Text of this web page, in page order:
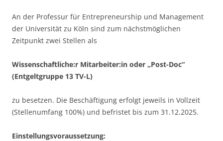
An der Professur für Entrepreneurship und Management
der Universität zu Köln sind zum nächstmöglichen
Zeitpunkt zwei Stellen als
Wissenschaftliche:r Mitarbeiter:in oder „Post-Doc“
(Entgeltgruppe 13 TV-L)
zu besetzen. Die Beschäftigung erfolgt jeweils in Vollzeit
(Stellenumfang 100%) und befristet bis zum 31.12.2025.
Einstellungsvoraussetzung: